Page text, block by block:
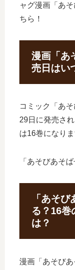
ャグ漫画「あ
ちら！
漫画「あ
売日はい
コミック「あ
29日に発売さ
は16巻になりま
「あそびあそ
「あそ
る？16巻
は？
漫画「あそび